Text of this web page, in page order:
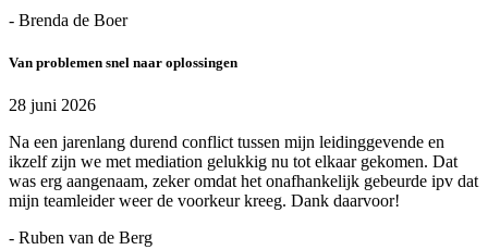
- Brenda de Boer
Van problemen snel naar oplossingen
28 juni 2026
Na een jarenlang durend conflict tussen mijn leidinggevende en
ikzelf zijn we met mediation gelukkig nu tot elkaar gekomen. Dat
was erg aangenaam, zeker omdat het onafhankelijk gebeurde ipv dat
mijn teamleider weer de voorkeur kreeg. Dank daarvoor!
- Ruben van de Berg